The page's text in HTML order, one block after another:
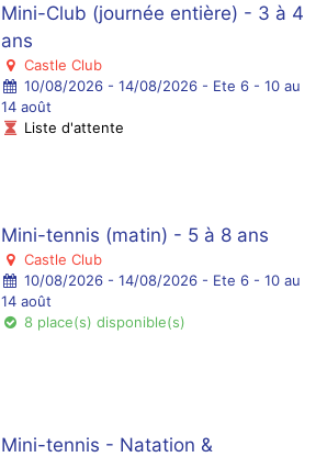
Mini-Club (journée entière) - 3 à 4
ans
Castle Club
10/08/2026 - 14/08/2026 - Ete 6 - 10 au
14 août
Liste d'attente
Mini-tennis (matin) - 5 à 8 ans
Castle Club
10/08/2026 - 14/08/2026 - Ete 6 - 10 au
14 août
8 place(s) disponible(s)
Mini-tennis - Natation &